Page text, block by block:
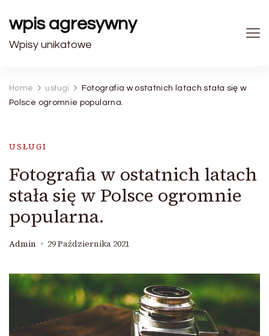
wpis agresywny
Wpisy unikatowe
Home usługi
Fotografia w ostatnich latach stała się w
Polsce ogromnie popularna.
USŁUGI
Fotografia w ostatnich latach
stała się w Polsce ogromnie
popularna.
Admin 29 Października 2021